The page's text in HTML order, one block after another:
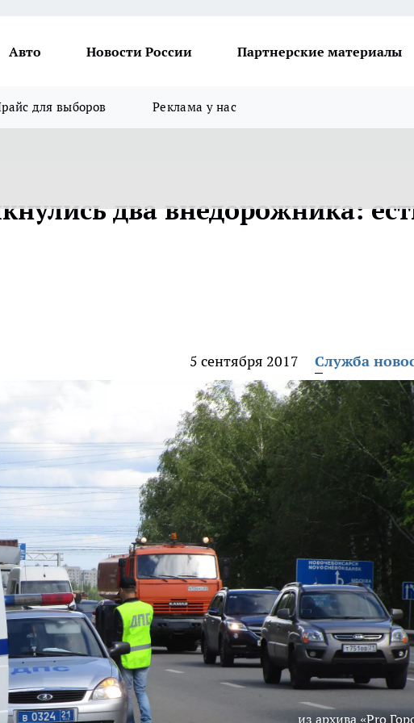
Авто Новости России Партнерские материалы
для выборов Реклама у нас
два внедорожника:
5 сентября 2017 Служба
из архива «Pro